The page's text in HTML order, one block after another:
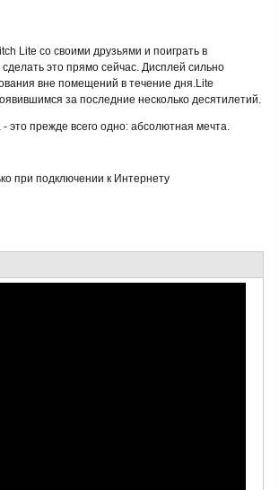
Lite со своими друзьями и поиграть в
это прямо сейчас. Дисплей сильно
вне помещений в течение дня.Lite
за последние несколько десятилетий.
- это прежде всего одно: абсолютная мечта.
при подключении к Интернету